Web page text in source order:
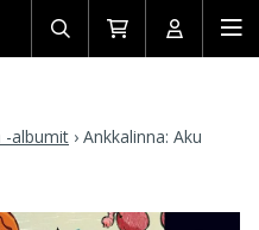
Avaa/sulje
haku
Siirry
ostoskoriin
Avaa/
-albumit › Ankkalinna: Aku